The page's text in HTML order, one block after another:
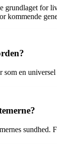
grundlaget
kommende
en